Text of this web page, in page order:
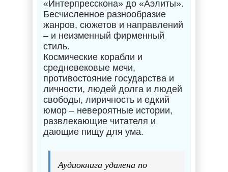
«Интерпресскона» до «Аэлиты».
Бесчисленное разнообразие
жанров, сюжетов и направлений
– и неизменный фирменный
стиль.
Космические корабли и
средневековые мечи,
противостояние государства и
личности, людей долга и людей
свободы, лиричность и едкий
юмор – невероятные истории,
развлекающие читателя и
дающие пищу для ума.
Аудиокнига удалена по